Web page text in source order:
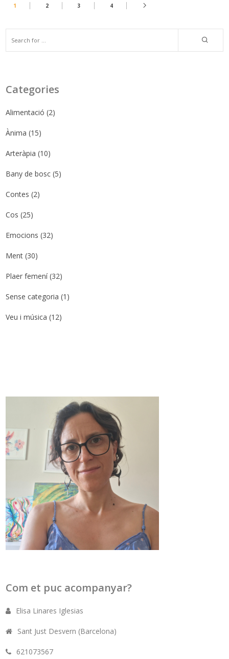
1 2 3 4
Categories
Alimentació (2)
Ànima (15)
Arteràpia (10)
Bany de bosc (5)
Contes (2)
Cos (25)
Emocions (32)
Ment (30)
Plaer femení(32)
Sense categoria (1)
Veu i música (12)
Com et puc acompanyar?
Elisa Linares Iglesias
Sant Just Desvern (Barcelona)
621073567